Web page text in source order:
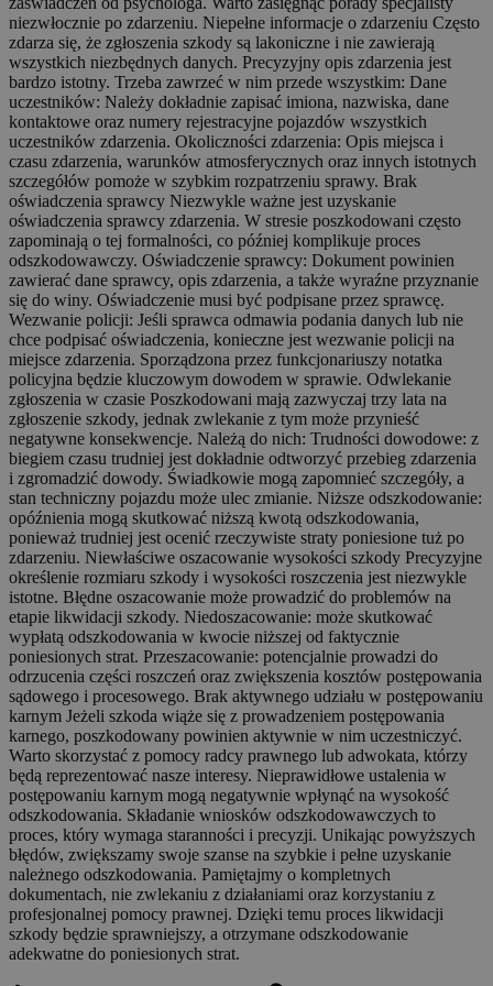
niezwłocznie po zdarzeniu. Niepełne informacje o zdarzeniu Często
zdarza się, że zgłoszenia szkody są lakoniczne i nie zawierają
wszystkich niezbędnych danych. Precyzyjny opis zdarzenia jest
bardzo istotny. Trzeba zawrzeć w nim przede wszystkim: Dane
uczestników: Należy dokładnie zapisać imiona, nazwiska, dane
kontaktowe oraz numery rejestracyjne pojazdów wszystkich
uczestników zdarzenia. Okoliczności zdarzenia: Opis miejsca i
czasu zdarzenia, warunków atmosferycznych oraz innych istotnych
szczegółów pomoże w szybkim rozpatrzeniu sprawy. Brak
oświadczenia sprawcy Niezwykle ważne jest uzyskanie
oświadczenia sprawcy zdarzenia. W stresie poszkodowani często
zapominają o tej formalności, co później komplikuje proces
odszkodowawczy. Oświadczenie sprawcy: Dokument powinien
zawierać dane sprawcy, opis zdarzenia, a także wyraźne przyznanie
się do winy. Oświadczenie musi być podpisane przez sprawcę.
Wezwanie policji: Jeśli sprawca odmawia podania danych lub nie
chce podpisać oświadczenia, konieczne jest wezwanie policji na
miejsce zdarzenia. Sporządzona przez funkcjonariuszy notatka
policyjna będzie kluczowym dowodem w sprawie. Odwlekanie
zgłoszenia w czasie Poszkodowani mają zazwyczaj trzy lata na
zgłoszenie szkody, jednak zwlekanie z tym może przynieść
negatywne konsekwencje. Należą do nich: Trudności dowodowe: z
biegiem czasu trudniej jest dokładnie odtworzyć przebieg zdarzenia
i zgromadzić dowody. Świadkowie mogą zapomnieć szczegóły, a
stan techniczny pojazdu może ulec zmianie. Niższe odszkodowanie:
opóźnienia mogą skutkować niższą kwotą odszkodowania,
ponieważ trudniej jest ocenić rzeczywiste straty poniesione tuż po
zdarzeniu. Niewłaściwe oszacowanie wysokości szkody Precyzyjne
określenie rozmiaru szkody i wysokości roszczenia jest niezwykle
istotne. Błędne oszacowanie może prowadzić do problemów na
etapie likwidacji szkody. Niedoszacowanie: może skutkować
wypłatą odszkodowania w kwocie niższej od faktycznie
poniesionych strat. Przeszacowanie: potencjalnie prowadzi do
odrzucenia części roszczeń oraz zwiększenia kosztów postępowania
sądowego i procesowego. Brak aktywnego udziału w postępowaniu
karnym Jeżeli szkoda wiąże się z prowadzeniem postępowania
karnego, poszkodowany powinien aktywnie w nim uczestniczyć.
Warto skorzystać z pomocy radcy prawnego lub adwokata, którzy
będą reprezentować nasze interesy. Nieprawidłowe ustalenia w
postępowaniu karnym mogą negatywnie wpłynąć na wysokość
odszkodowania. Składanie wniosków odszkodowawczych to
proces, który wymaga staranności i precyzji. Unikając powyższych
błędów, zwiększamy swoje szanse na szybkie i pełne uzyskanie
należnego odszkodowania. Pamiętajmy o kompletnych
dokumentach, nie zwlekaniu z działaniami oraz korzystaniu z
profesjonalnej pomocy prawnej. Dzięki temu proces likwidacji
szkody będzie sprawniejszy, a otrzymane odszkodowanie
adekwatne do poniesionych strat.